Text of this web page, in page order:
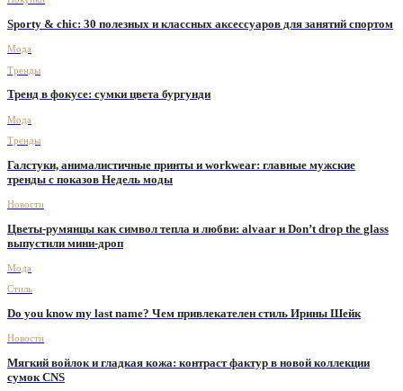
Sporty & chic: 30 полезных и классных аксессуаров для занятий спортом
Мода
Тренды
Тренд в фокусе: сумки цвета бургунди
Мода
Тренды
Галстуки, анималистичные принты и workwear: главные мужские
тренды с показов Недель моды
Новости
Цветы-румянцы как символ тепла и любви: alvaar и Don’t drop the glass
выпустили мини-дроп
Мода
Стиль
Do you know my last name? Чем привлекателен стиль Ирины Шейк
Новости
Мягкий войлок и гладкая кожа: контраст фактур в новой коллекции
сумок CNS